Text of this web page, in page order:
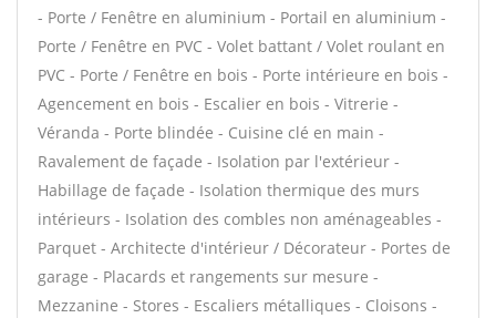
- Porte / Fenêtre en aluminium - Portail en aluminium -
Porte / Fenêtre en PVC - Volet battant / Volet roulant en
PVC - Porte / Fenêtre en bois - Porte intérieure en bois -
Agencement en bois - Escalier en bois - Vitrerie -
Véranda - Porte blindée - Cuisine clé en main -
Ravalement de façade - Isolation par l'extérieur -
Habillage de façade - Isolation thermique des murs
intérieurs - Isolation des combles non aménageables -
Parquet - Architecte d'intérieur / Décorateur - Portes de
garage - Placards et rangements sur mesure -
Mezzanine - Stores - Escaliers métalliques - Cloisons -